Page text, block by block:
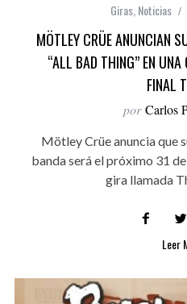
Giras Noticias
MÖTLEY CRÜE ANUNCIAN
“ALL BAD THING” EN
FINAL
por Carlos
Mötley Crüe anuncia que
banda será el próximo 31
gira llamada
Leer